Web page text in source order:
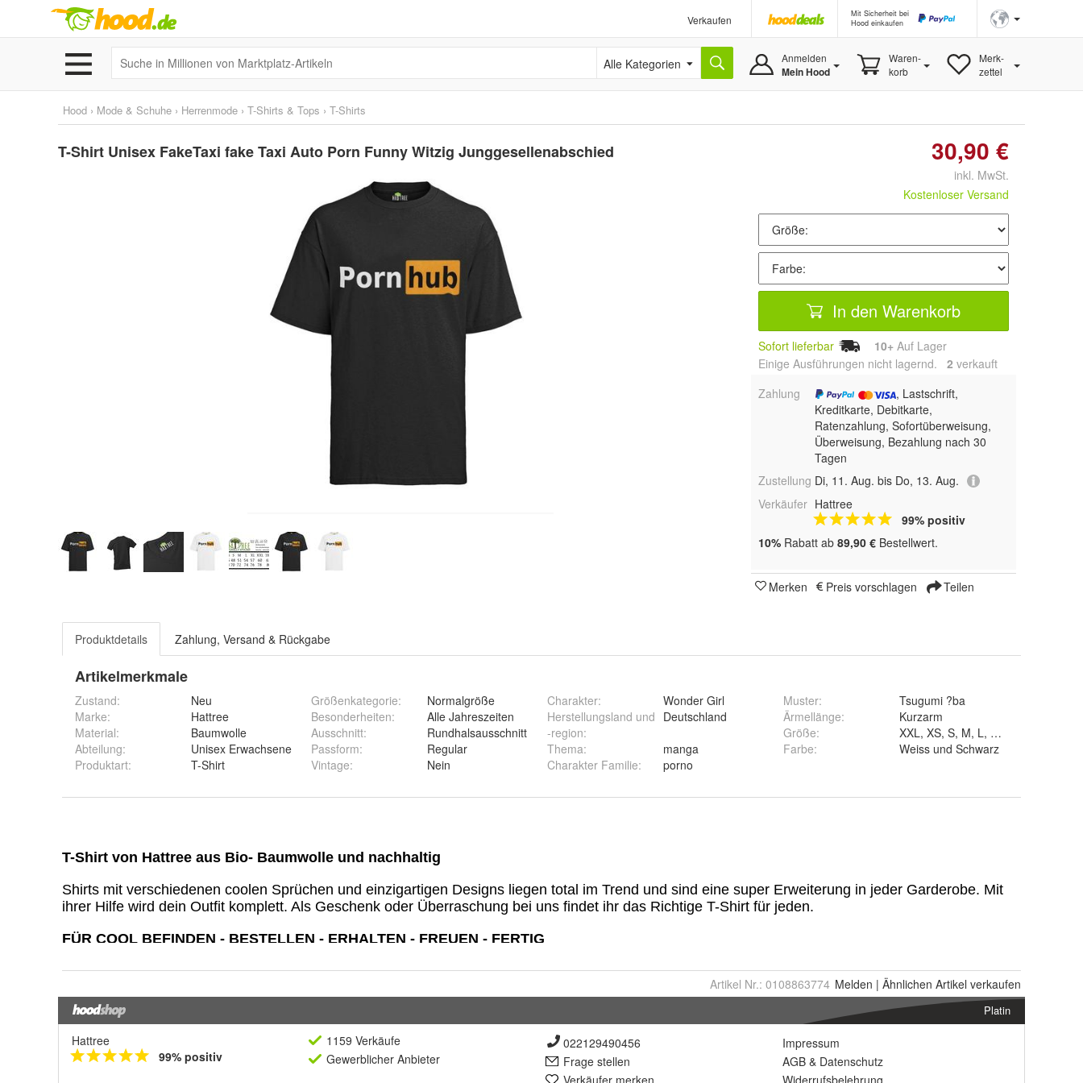
Verkaufen
Mit Sicherheit bei
Hood einkaufen
Alle Kategorien Anmelden
Mein Hood
Waren-
korb
Merk-
zettel
Hood › Mode & Schuhe › Herrenmode › T-Shirts & Tops › T-Shirts
T-Shirt Unisex FakeTaxi fake Taxi Auto Porn Funny Witzig Junggesellenabschied 30,90 €
inkl. MwSt.
Kostenloser Versand
In den Warenkorb
Sofort lieferbar 10+ Auf Lager
Einige Ausführungen nicht lagernd. 2 verkauft
Zahlung
, Lastschrift,
Kreditkarte, Debitkarte,
Ratenzahlung, Sofortüberweisung,
Überweisung, Bezahlung nach 30
Tagen
Zustellung Di, 11. Aug. bis Do, 13. Aug.
Verkäufer Hattree
99% positiv
10% Rabatt ab 89,90 € Bestellwert.
Merken Preis vorschlagen Teilen
Produktdetails Zahlung, Versand & Rückgabe
Artikelmerkmale
Zustand:
Neu
Marke:
Hattree
Material:
Baumwolle
Abteilung:
Unisex Erwachsene
Produktart: T-Shirt
Größenkategorie:
Normalgröße
Besonderheiten:
Alle Jahreszeiten
Ausschnitt:
Rundhalsausschnitt
Passform:
Regular
Vintage: Nein
Charakter:
Wonder Girl
Herstellungsland und
-region:
Deutschland
Thema:
manga
Charakter Familie: porno
Muster:
Tsugumi ?ba
Ärmellänge:
Kurzarm
Größe:
Farbe: Weiss und Schwarz
Artikel Nr.: 0108863774 Melden | Ähnlichen Artikel verkaufen
Platin
Hattree
99% positiv
1159 Verkäufe
Gewerblicher Anbieter
022129490456
Frage stellen
Impressum
AGB & Datenschutz